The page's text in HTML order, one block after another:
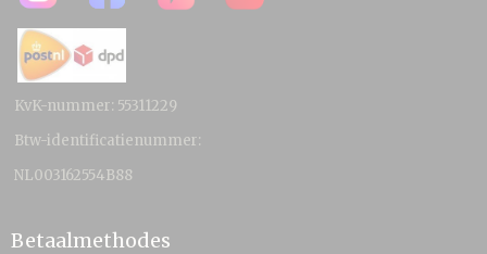
KvK-nummer: 55311229
Btw-identificatienummer:
NL003162554B88
Betaalmethodes